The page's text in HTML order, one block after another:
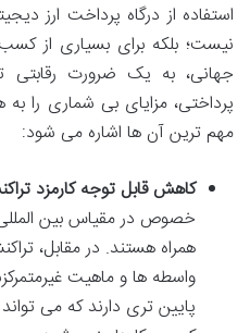
استفاده از درگاه پرداخت ارز
نیست؛ بلکه برای بسیاری از
جهانی، به یک ضرورت
پرداختی، مزایای بی شماری را به
مهم ترین آن ها اشاره می شود:
کاهش قابل توجه کارمزد
خصوص در مقیاس بین المللی،
همراه هستند. در مقابل،
واسطه ها و ماهیت
پایین تری دارند که می